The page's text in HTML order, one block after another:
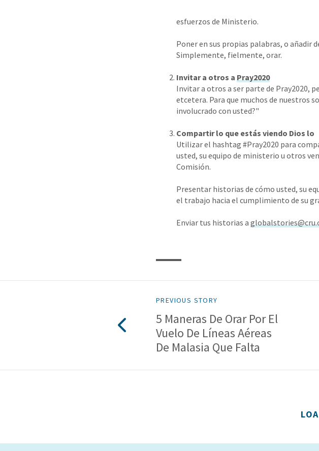
esfuerzos de Ministerio.
Poner en sus propias palabras, o añadir
Simplemente, fielmente, orar.
Invitar a otros a Pray2020
Invitar a otros a ser parte de Pray2020,
etcetera. Para que muchos de nuestros
involucrado con usted?"
Compartir lo que estás viendo Dios lo
Utilizar el hashtag #Pray2020 para
usted, su equipo de ministerio u otros
Comisión.
Presentar historias de cómo usted, su
el trabajo hacia el cumplimiento de su
Enviar tus historias a
PREVIOUS STORY
5 Maneras De Orar Por El
Vuelo De Líneas Aéreas
De Malasia Que Falta